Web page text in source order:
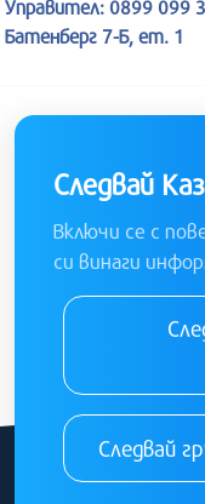
Управител: 0899 099
Батенберг 7-Б, ет. 1
Следвай
Включи се с
си винаги
Следвай